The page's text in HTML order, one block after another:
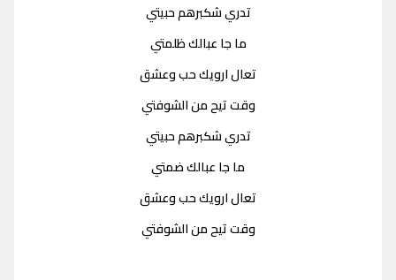
تدري شكبرهم حبيتي
ما جا عبالك ظلمتي
تعال ارويك حب وعشق
وقت تيح من الشوفتي
تدري شكبرهم حبيتي
ما جا عبالك ضمتي
تعال ارويك حب وعشق
وقت تيح من الشوفتي